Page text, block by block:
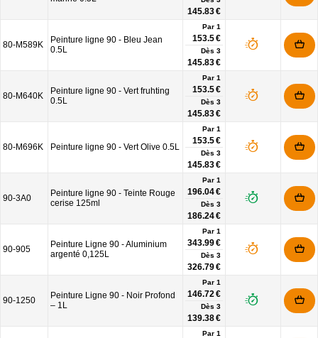
145.83 €
80-M589K
Peinture ligne 90 - Bleu Jean
0.5L
Par 1
153.5 €
Dès 3
145.83 €
80-M640K
Peinture ligne 90 - Vert fruhting
0.5L
Par 1
153.5 €
Dès 3
145.83 €
80-M696K Peinture ligne 90 - Vert Olive 0.5L
Par 1
153.5 €
Dès 3
145.83 €
90-3A0
Peinture ligne 90 - Teinte Rouge
cerise 125ml
Par 1
196.04 €
Dès 3
186.24 €
90-905
Peinture Ligne 90 - Aluminium
argenté 0,125L
Par 1
343.99 €
Dès 3
326.79 €
90-1250
Peinture Ligne 90 - Noir Profond
– 1L
Par 1
146.72 €
Dès 3
139.38 €
Par 1